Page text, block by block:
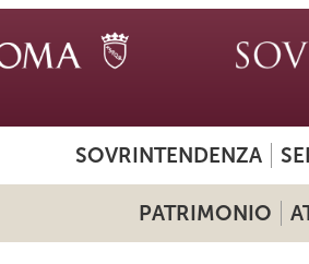
SOVRINTENDENZA
PATRIMONIO